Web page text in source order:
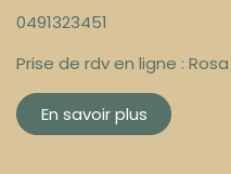
0491323451
Prise de rdv en ligne : Rosa
En savoir plus